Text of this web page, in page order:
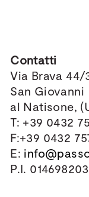
Contatti
Via Brava 44/
San Giovanni
al Natisone,
T: +39 0432
F:+39 0432
E:
P.I.